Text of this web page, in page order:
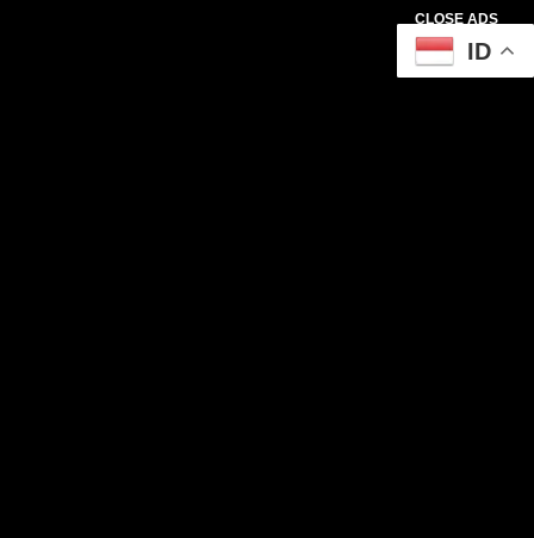
CLOSE ADS
ID